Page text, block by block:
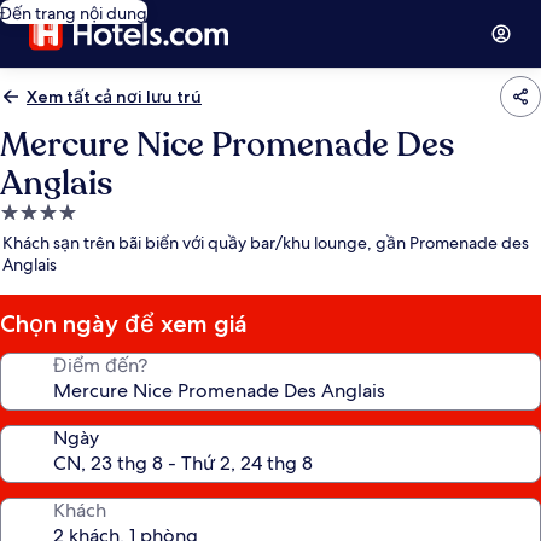
Đến trang nội dung
Xem tất cả nơi lưu trú
Mercure Nice Promenade Des
Anglais
Nơi
lưu
trú
4.0
sao
Khách sạn trên bãi biển với quầy bar/khu lounge, gần Promenade des
Anglais
Chọn ngày để xem giá
Điểm đến?
Ngày
Khách